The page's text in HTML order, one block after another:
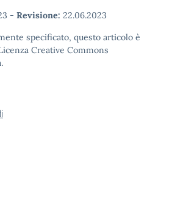
- Revisione: 22.06.2023
specificato, questo articolo è
Creative Commons